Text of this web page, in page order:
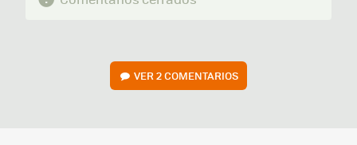
VER2 COMENTARIOS